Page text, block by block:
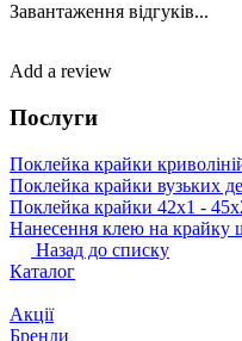
Завантаження відгуків...
Add a review
Послуги
Поклейка крайки
Поклейка крайки вузьких
Поклейка крайки 42х1 ‐
Нанесення клею на
Назад до списку
Каталог
Акції
Бренди